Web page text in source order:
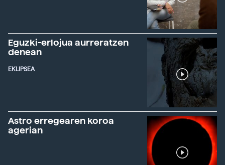
Eguzki-erlojua aurreratzen
denean
EKLIPSEA
Astro erregearen koroa
agerian